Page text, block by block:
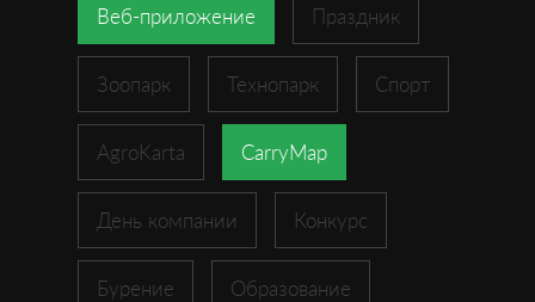
Веб-приложение Праздник
Зоопарк Технопарк Спорт
AgroKarta CarryMap
День компании Конкурс
Бурение Образование